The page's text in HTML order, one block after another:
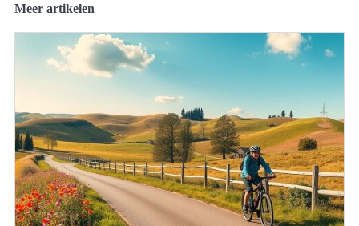
Meer artikelen